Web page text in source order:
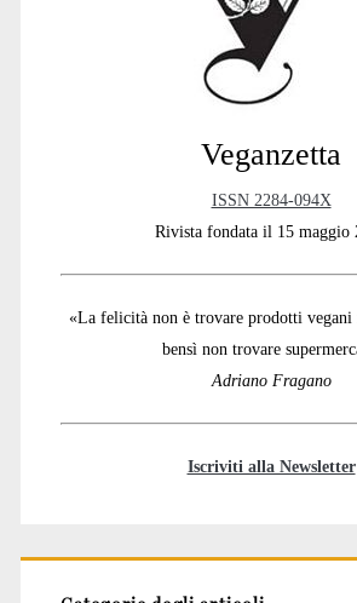
Veganzetta
ISSN 2284-094X
Rivista fondata il 15 maggio
«La felicità non è trovare prodotti vegani
bensì non trovare
Adriano Fragano
Iscriviti alla Newsletter